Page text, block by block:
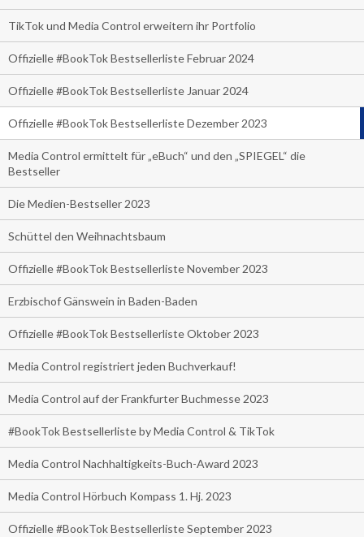
TikTok und Media Control erweitern ihr Portfolio
Offizielle #BookTok Bestsellerliste Februar 2024
Offizielle #BookTok Bestsellerliste Januar 2024
Offizielle #BookTok Bestsellerliste Dezember 2023
Media Control ermittelt für „eBuch“ und den „SPIEGEL“ die
Bestseller
Die Medien-Bestseller 2023
Schüttel den Weihnachtsbaum
Offizielle #BookTok Bestsellerliste November 2023
Erzbischof Gänswein in Baden-Baden
Offizielle #BookTok Bestsellerliste Oktober 2023
Media Control registriert jeden Buchverkauf!
Media Control auf der Frankfurter Buchmesse 2023
#BookTok Bestsellerliste by Media Control & TikTok
Media Control Nachhaltigkeits-Buch-Award 2023
Media Control Hörbuch Kompass 1. Hj. 2023
Offizielle #BookTok Bestsellerliste September 2023